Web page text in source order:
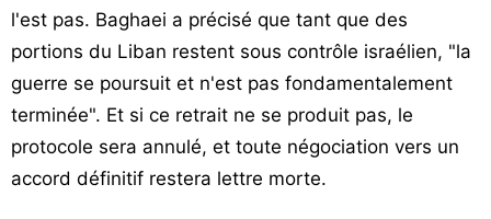
l'est pas. Baghaei a précisé que tant que des
portions du Liban restent sous contrôle israélien, "la
guerre se poursuit et n'est pas fondamentalement
terminée". Et si ce retrait ne se produit pas, le
protocole sera annulé, et toute négociation vers un
accord définitif restera lettre morte.